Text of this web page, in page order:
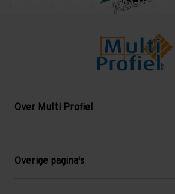
Over Multi Profiel
Blog
Overige pagina's